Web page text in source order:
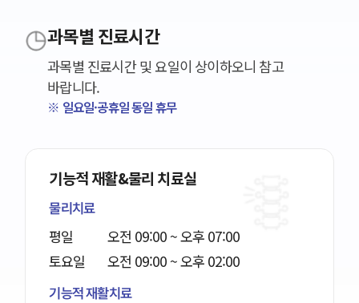
과목별 진료시간
과목별 진료시간 및 요일이 상이하오니 참고
바랍니다.
※ 일요일·공휴일 동일 휴무
기능적 재활&물리 치료실
물리치료
평일
오전 09:00 ~ 오후 07:00
토요일
오전 09:00 ~ 오후 02:00
기능적 재활치료